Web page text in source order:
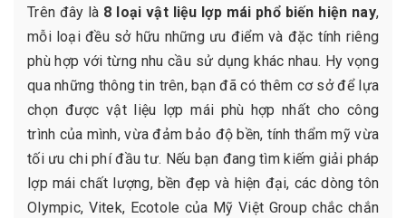
Trên đây là 8 loại vật liệu lợp mái phổ biến hiện nay,
mỗi loại đều sở hữu những ưu điểm và đặc tính riêng
phù hợp với từng nhu cầu sử dụng khác nhau. Hy vọng
qua những thông tin trên, bạn đã có thêm cơ sở để lựa
chọn được vật liệu lợp mái phù hợp nhất cho công
trình của mình, vừa đảm bảo độ bền, tính thẩm mỹ vừa
tối ưu chi phí đầu tư. Nếu bạn đang tìm kiếm giải pháp
lợp mái chất lượng, bền đẹp và hiện đại, các dòng tôn
Olympic, Vitek, Ecotole của Mỹ Việt Group chắc chắn